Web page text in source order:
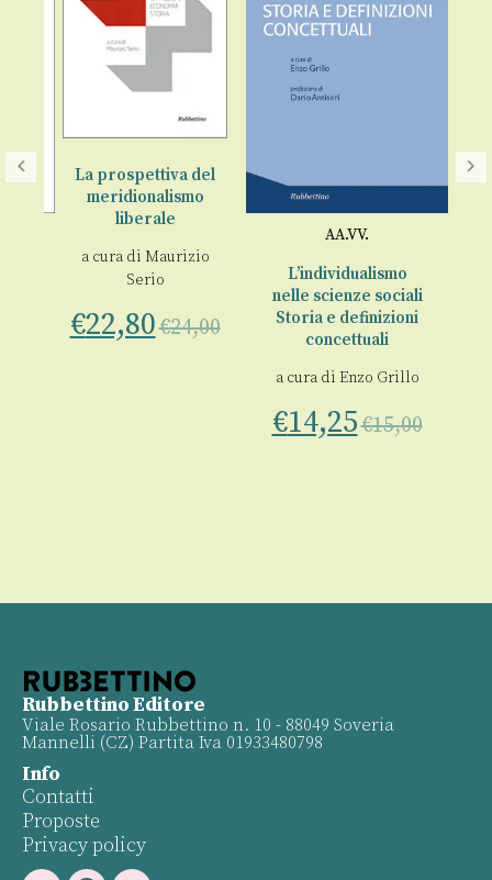
La prospettiva del
meridionalismo
liberale
a cura di Maurizio
Serio
€22,80€24,00
AA.VV.
L’individualismo
nelle scienze sociali
Storia e definizioni
concettuali
a cura di Enzo Grillo
€14,25€15,00
Rubbettino Editore
Viale Rosario Rubbettino n. 10 - 88049 Soveria
Mannelli (CZ) Partita Iva 01933480798
Info
Contatti
Proposte
Privacy policy